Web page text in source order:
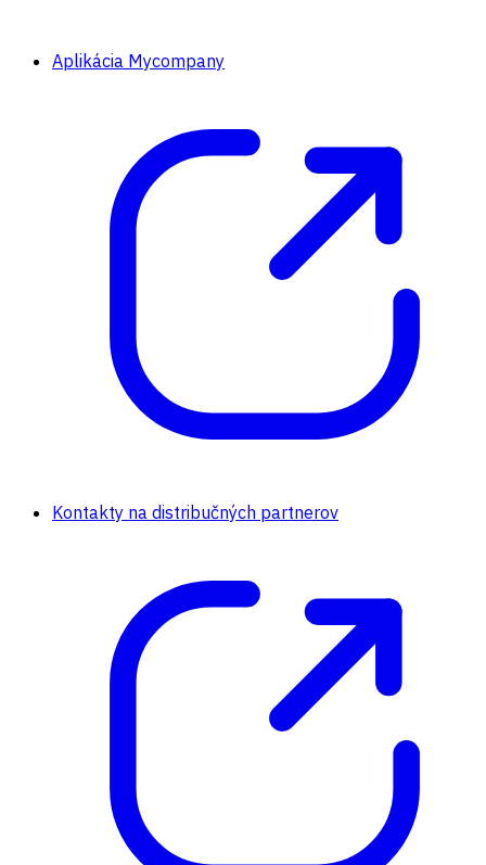
Aplikácia Mycompany
Kontakty na distribučných partnerov